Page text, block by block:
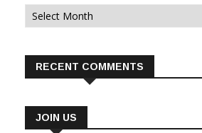
Archives
RECENT COMMENTS
JOIN US